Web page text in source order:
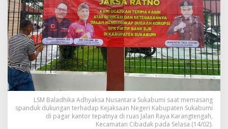
a
b
u
p
a
t
e
n
k
a
b
LSM Baladhika Adhyaksa Nusantara Sukabumi saat memasang
spanduk dukungan terhadap Kejaksaan Negeri Kabupaten Sukabumi
di pagar kantor tepatnya di ruas Jalan Raya Karangtengah,
Kecamatan Cibadak pada Selasa (14/02).